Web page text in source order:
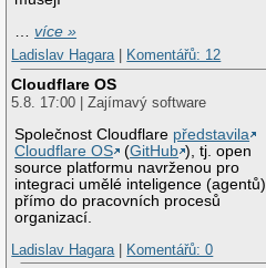
…více »
Ladislav Hagara| Komentářů: 12
Cloudflare OS
5.8. 17:00 | Zajímavý software
Společnost Cloudflare představila
Cloudflare OS
(GitHub ), tj. open
source platformu navrženou pro
integraci umělé inteligence (agentů)
přímo do pracovních procesů
organizací.
Ladislav Hagara| Komentářů: 0